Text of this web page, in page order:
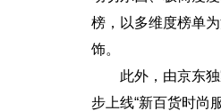
榜，以多维度榜单
饰。
此外，由京东
步上线“新百货时尚